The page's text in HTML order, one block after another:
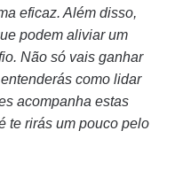
eficaz. Além disso,
podem aliviar um
Não só vais ganhar
como lidar
acompanha estas
te rirás um pouco pelo